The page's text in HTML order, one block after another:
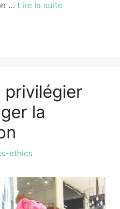
… Lire la suite
privilégier
la
ethics